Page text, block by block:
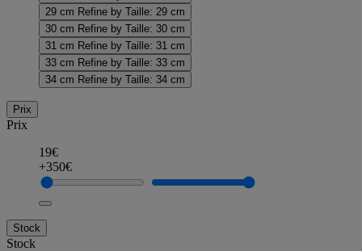
29 cm Refine by Taille: 29 cm
30 cm Refine by Taille: 30 cm
31 cm Refine by Taille: 31 cm
33 cm Refine by Taille: 33 cm
34 cm Refine by Taille: 34 cm
Prix
Prix
19€
+350€
Stock
Stock